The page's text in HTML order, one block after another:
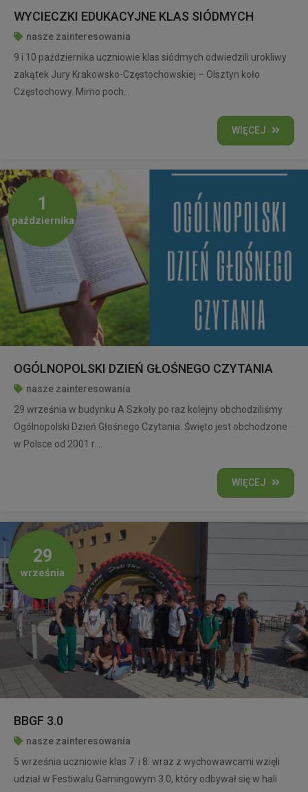
WYCIECZKI EDUKACYJNE KLAS SIÓDMYCH
nasze zainteresowania
9 i 10 października uczniowie klas siódmych odwiedzili urokliwy
zakątek Jury Krakowsko-Częstochowskiej – Olsztyn koło
Częstochowy. Mimo poch...
WIĘCEJ
1
października
OGÓLNOPOLSKI DZIEŃ GŁOŚNEGO CZYTANIA
nasze zainteresowania
29 września w budynku A Szkoły po raz kolejny obchodziliśmy
Ogólnopolski Dzień Głośnego Czytania. Święto jest obchodzone
w Polsce od 2001 r....
WIĘCEJ
29
września
BBGF 3.0
nasze zainteresowania
5 września uczniowie klas 7. i 8. wraz z wychowawcami wzięli
udział w Festiwalu Gamingowym 3.0, który odbywał się w hali